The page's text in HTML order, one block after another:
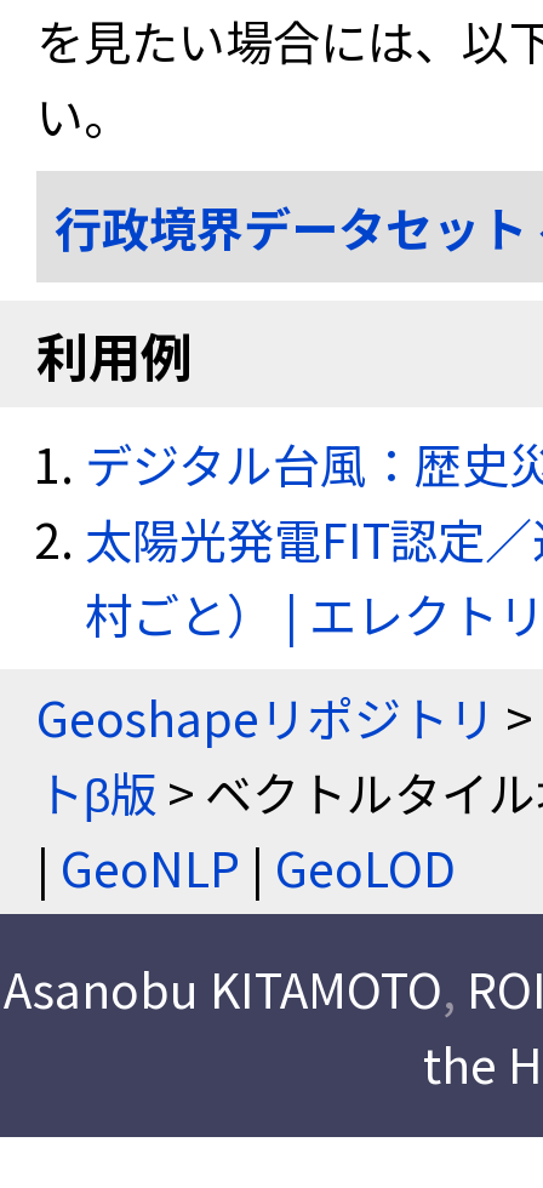
を見たい場合には、以
い。
行政境界データセッ
利用例
デジタル台風：歴史
太陽光発電FIT認定
村ごと） | エレクト
Geoshapeリポジトリ >
トβ版 > ベクトルタイ
| GeoNLP | GeoLOD
Asanobu KITAMOTO,
the